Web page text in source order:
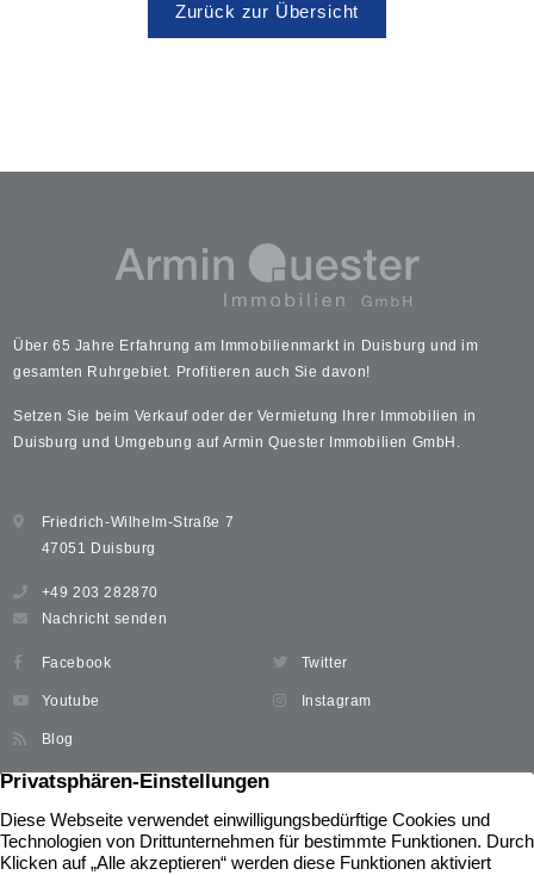
Zurück zur Übersicht
Über 65 Jahre Erfahrung am Immobilienmarkt in Duisburg und im
gesamten Ruhrgebiet. Profitieren auch Sie davon!
Setzen Sie beim Verkauf oder der Vermietung Ihrer Immobilien in
Duisburg und Umgebung auf Armin Quester Immobilien GmbH.
Friedrich-Wilhelm-Straße 7
47051 Duisburg
+49 203 282870
Nachricht senden
Facebook Twitter
Youtube Instagram
Blog
Immobilien Widerrufsbelehrung